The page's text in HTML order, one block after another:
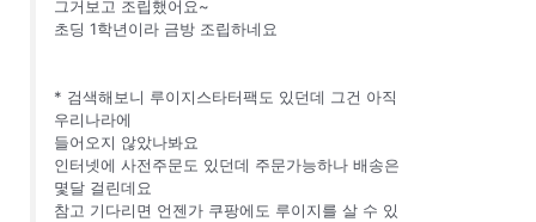
그거보고 조립했어요~
초딩 1학년이라 금방 조립하네요
* 검색해보니 루이지스타터팩도 있던데 그건 아직
우리나라에
들어오지 않았나봐요
인터넷에 사전주문도 있던데 주문가능하나 배송은
몇달 걸린데요
참고 기다리면 언젠가 쿠팡에도 루이지를 살 수 있